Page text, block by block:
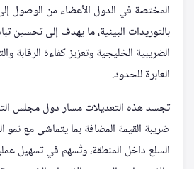
المختصة في الدول الأعضاء من الوصول إلى
بالتوريدات البينية، ما يهدف إلى تحسين
الضريبية الخليجية وتعزيز كفاءة الرقابة
العابرة للحدود.
تجسد هذه التعديلات مسار دول مجلس
ضريبة القيمة المضافة بما يتماشى مع نمو
السلع داخل المنطقة، وتُسهم في تسهيل